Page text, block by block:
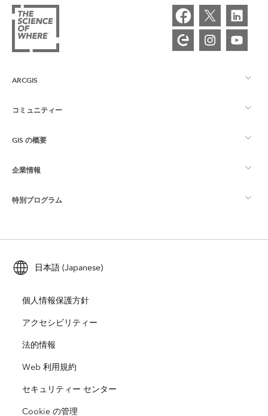
ARCGIS
ArcGIS の概要
マッピング
Esri ストア
コミュニティー
Esri Community
ArcGIS ブログ
Esri Young Professionals Network
GIS の概要
GIS とは
ロケーション インテリジェンス
トレーニング
ArcUser
ArcNews
ArcWatch
Esri ビデオ
企業情報
Esri について
採用情報
オープンビジョン
企業行動規範
特別プログラム
ArcGIS for Student Use
自然保護
教育機関
日本語 (Japanese)
個人情報保護方針
アクセシビリティー
法的情報
Web 利用規約
セキュリティー センター
Cookie の管理